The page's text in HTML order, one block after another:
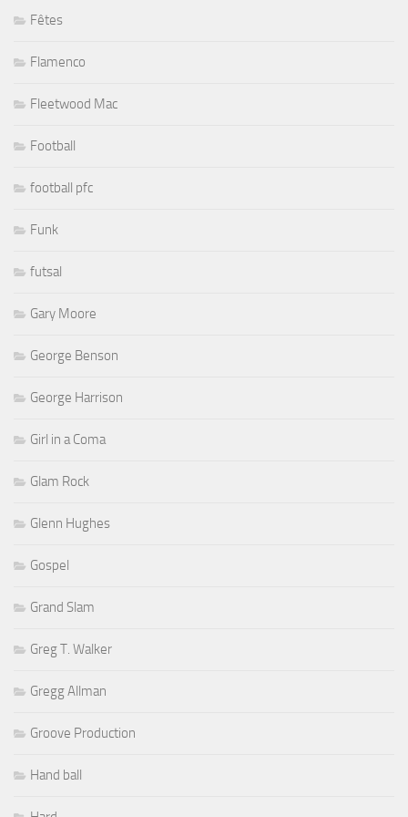
Fêtes
Flamenco
Fleetwood Mac
Football
football pfc
Funk
futsal
Gary Moore
George Benson
George Harrison
Girl in a Coma
Glam Rock
Glenn Hughes
Gospel
Grand Slam
Greg T. Walker
Gregg Allman
Groove Production
Hand ball